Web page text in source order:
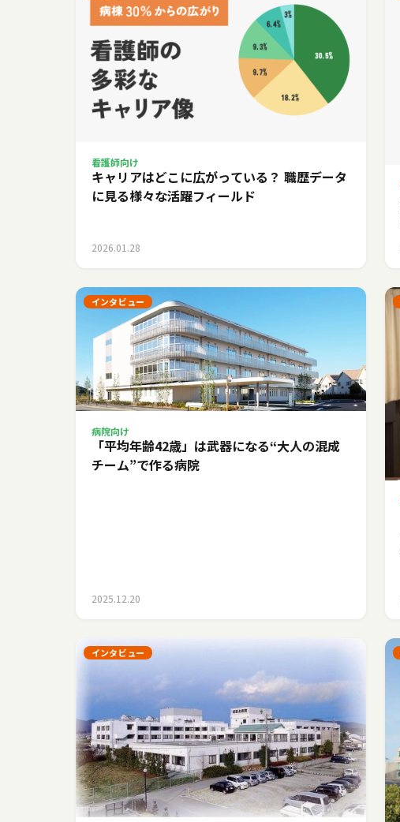
看護師向け
キャリアはどこに広がっている？ 職歴データ
に見る様々な活躍フィールド
2026.01.28
インタビュー
病院向け
「平均年齢42歳」は武器になる――“大人の混成
チーム”で作る病院
2025.12.20
インタビュー